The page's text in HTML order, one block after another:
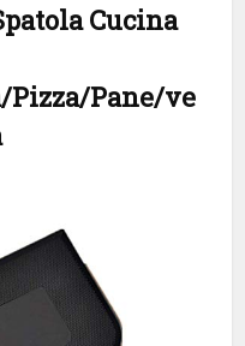
Cucina
Pane/ve